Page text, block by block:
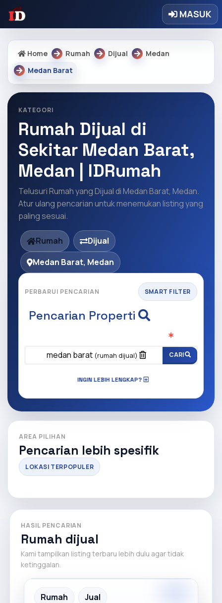
MASUK
Home Rumah Dijual
Medan
Medan Barat
KATEGORI
Rumah Dijual di
Sekitar Medan Barat,
Medan | IDRumah
Telusuri Rumah yang Dijual di Medan Barat, Medan.
Atur ulang pencarian untuk menemukan listing yang
paling sesuai.
Rumah
Dijual
Medan Barat, Medan
PERBARUI PENCARIAN SMART FILTER
Pencarian Properti
medan barat (rumah dijual) CARI
INGIN LEBIH LENGKAP?
AREA PILIHAN
Pencarian lebih spesifik
LOKASI TERPOPULER
HASIL PENCARIAN
Rumah dijual
Kami tampilkan listing terbaru lebih dulu agar tidak
ketinggalan.
Recommended
Rumah Jual